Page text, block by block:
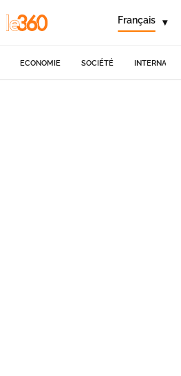
Français ▾
ECONOMIE SOCIÉTÉ